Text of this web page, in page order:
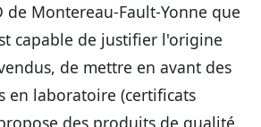
de Montereau-Fault-Yonne que
capable de justifier l'origine
de mettre en avant des
en laboratoire (certificats